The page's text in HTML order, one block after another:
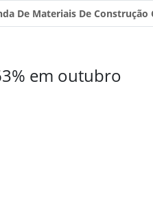
De Materiais De Construção
em outubro